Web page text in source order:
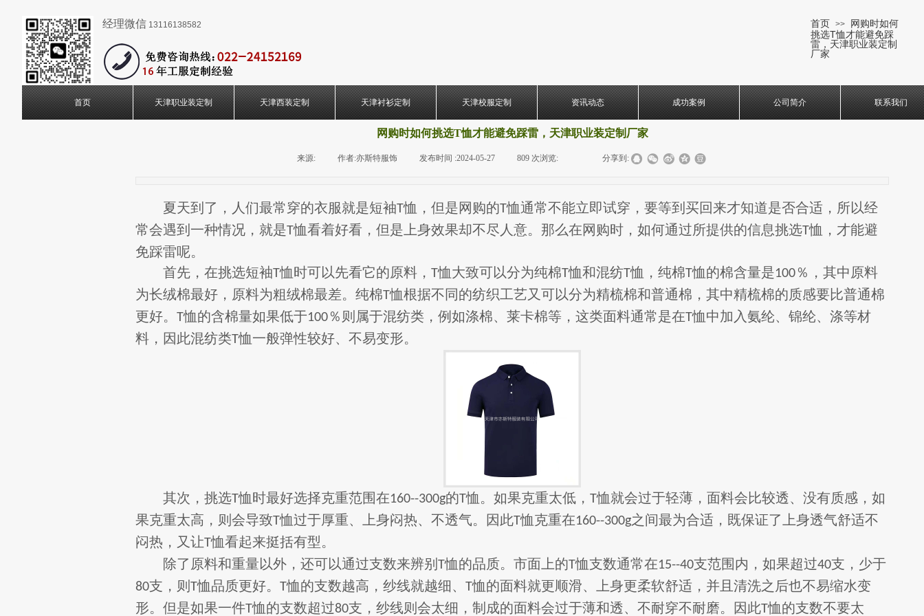
经理微信 13116138582 首页 >>
网购时如何
挑选T恤才能避免踩
雷，天津职业装定制
厂家
首页 天津职业装定制 天津西装定制 天津衬衫定制 天津校服定制 资讯动态 成功案例 公司简介 联系我们
网购时如何挑选T恤才能避免踩雷，天津职业装定制厂家
来源: 作者:亦斯特服饰 发布时间 :2024-05-27 809 次浏览: 分享到:
夏天到了，人们最常穿的衣服就是短袖T恤，但是网购的T恤通常不能立即试穿，要等到买回来才知道是否合适，所以经
常会遇到一种情况，就是T恤看着好看，但是上身效果却不尽人意。那么在网购时，如何通过所提供的信息挑选T恤，才能避
免踩雷呢。
首先，在挑选短袖T恤时可以先看它的原料， T恤大致可以分为纯棉T恤和混纺T恤，纯棉T恤的棉含量是100 ％，其中原料
为长绒棉最好，原料为粗绒棉最差。纯棉T恤根据不同的纺织工艺又可以分为精梳棉和普通棉，其中精梳棉的质感要比普通棉
更好。 T恤的含棉量如果低于100 ％则属于混纺类，例如涤棉、莱卡棉等，这类面料通常是在T恤中加入氨纶、锦纶、涤等材
料，因此混纺类T恤一般弹性较好、不易变形。
其次，挑选T恤时最好选择克重范围在160--300g的T恤。如果克重太低， T恤就会过于轻薄，面料会比较透、没有质感，如
果克重太高，则会导致T恤过于厚重、上身闷热、不透气。因此T恤克重在160--300g之间最为合适，既保证了上身透气舒适不
闷热，又让T恤看起来挺括有型。
除了原料和重量以外，还可以通过支数来辨别 T恤的品质。市面上的T恤支数通常在15--40支范围内，如果超过40支，少于
80支，则 T恤品质更好。 T恤的支数越高，纱线就越细、 T恤的面料就更顺滑、上身更柔软舒适，并且清洗之后也不易缩水变
形。但是如果一件T恤的支数超过80支，纱线则会太细，制成的面料会过于薄和透、不耐穿不耐磨。因此T恤的支数不要太